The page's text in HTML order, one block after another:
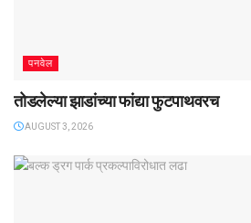
पनवेल
तोडलेल्या झाडांच्या फांद्या फुटपाथवरच
AUGUST 3, 2026